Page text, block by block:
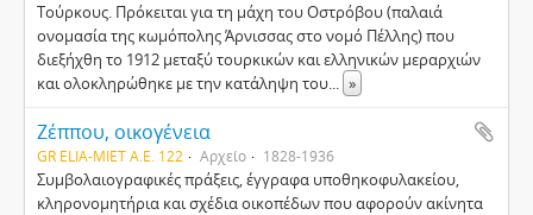
Τούρκους. Πρόκειται για τη μάχη του Οστρόβου (παλαιά
ονομασία της κωμόπολης Άρνισσας στο νομό Πέλλης) που
διεξήχθη το 1912 μεταξύ τουρκικών και ελληνικών μεραρχιών
και ολοκληρώθηκε με την κατάληψη του... »
Ζέππου, οικογένεια
GR ELIA-MIET Α.Ε. 122 Αρχείο 1828-1936
Συμβολαιογραφικές πράξεις, έγγραφα υποθηκοφυλακείου,
κληρονομητήρια και σχέδια οικοπέδων που αφορούν ακίνητα